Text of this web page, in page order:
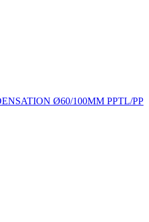
Ø60/100MM PPTL/PP